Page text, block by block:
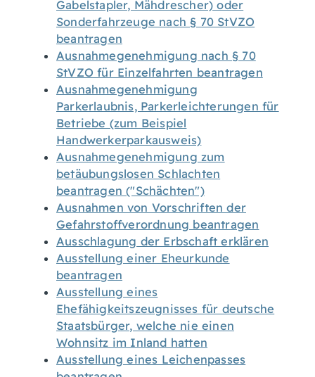
Gabelstapler, Mähdrescher) oder
Sonderfahrzeuge nach § 70 StVZO
beantragen
Ausnahmegenehmigung nach § 70
StVZO für Einzelfahrten beantragen
Ausnahmegenehmigung
Parkerlaubnis, Parkerleichterungen für
Betriebe (zum Beispiel
Handwerkerparkausweis)
Ausnahmegenehmigung zum
betäubungslosen Schlachten
beantragen ("Schächten")
Ausnahmen von Vorschriften der
Gefahrstoffverordnung beantragen
Ausschlagung der Erbschaft erklären
Ausstellung einer Eheurkunde
beantragen
Ausstellung eines
Ehefähigkeitszeugnisses für deutsche
Staatsbürger, welche nie einen
Wohnsitz im Inland hatten
Ausstellung eines Leichenpasses